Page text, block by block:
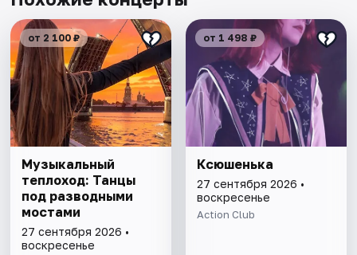
от 2 100 ₽
Музыкальный
теплоход: Танцы
под разводными
мостами
27 сентября 2026 •
воскресенье
от 1 498 ₽
Ксюшенька
27 сентября 2026 •
воскресенье
Action Club